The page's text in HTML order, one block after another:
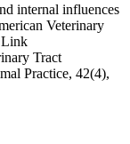
internal influences
Veterinary
Link
Tract
Practice, 42(4),